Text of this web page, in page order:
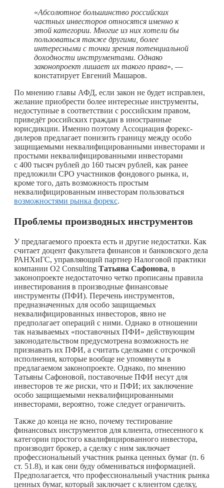
«Абсолютное большинство российских
частных инвесторов относятся именно к
этой категории. Многие из них хотели бы
пользоваться также другими, более
интересными с точки зрения потенциальной
доходности инструментами. Однако
законопроект лишает их такого права», —
констатирует Евгений Машаров.
По мнению главы АФД, если закон не будет исправлен,
желание приобрести более интересные инструменты,
недоступные в соответствии с российским правом,
приведёт российских граждан в иностранные
юрисдикции. Именно поэтому Ассоциация форекс-
дилеров предлагает понизить границу между особо
защищаемыми неквалифицированными инвесторами и
простыми неквалифицированными инвесторами
с 400 тысяч рублей до 160 тысяч рублей, как ранее
предложили СРО участников фондового рынка, и,
кроме того, дать возможность простым
неквалифицированным инвесторам пользоваться
возможностями рынка форекс.
Проблемы производных инструментов
У предлагаемого проекта есть и другие недостатки. Как
считает доцент факультета финансов и банковского дела
РАНХиГС, управляющий партнер Налоговой практики
компании О2 Consulting Татьяна Сафонова, в
законопроекте недостаточно четко прописаны правила
инвестирования в производные финансовые
инструменты (ПФИ). Перечень инструментов,
предназначенных для особо защищаемых
неквалифицированных инвесторов, явно не
предполагает операций с ними. Однако в отношении
так называемых «поставочных ПФИ» действующим
законодательством предусмотрена возможность не
признавать их ПФИ, а считать сделками с отсрочкой
исполнения, которые вообще не упомянуты в
предлагаемом законопроекте. Однако, по мнению
Татьяны Сафоновой, поставочные ПФИ несут для
инвесторов те же риски, что и ПФИ; их заключение
особо защищаемыми неквалифицированными
инвесторами, вероятно, тоже следует ограничить.
Также до конца не ясно, почему тестирование
финансовых инструментов для клиента, отнесенного к
категории простого квалифицированного инвестора,
производит брокер, а сделку с ним заключает
профессиональный участник рынка ценных бумаг (п. 6
ст. 51.8), и как они буду обмениваться информацией.
Предполагается, что профессиональный участник рынка
ценных бумаг, который заключает с клиентом сделку,